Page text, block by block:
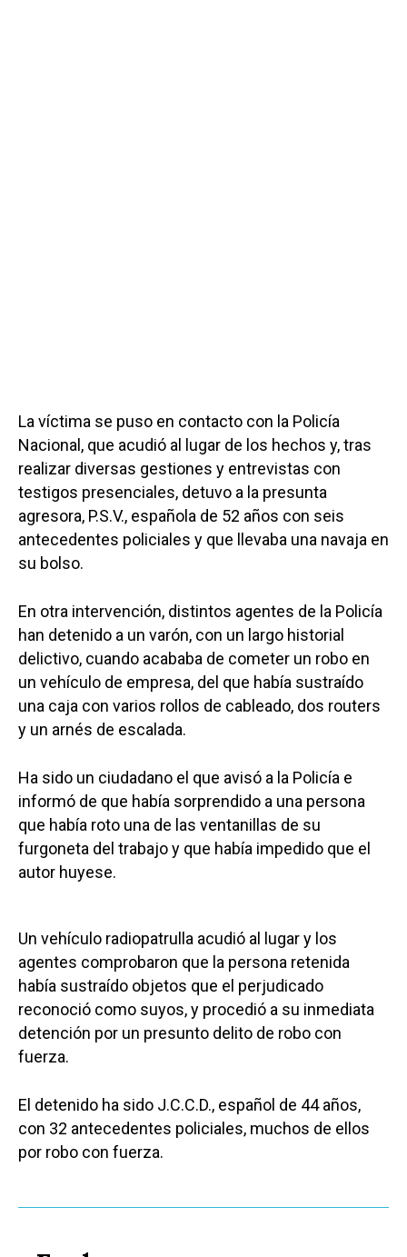
La víctima se puso en contacto con la Policía
Nacional, que acudió al lugar de los hechos y, tras
realizar diversas gestiones y entrevistas con
testigos presenciales, detuvo a la presunta
agresora, P.S.V., española de 52 años con seis
antecedentes policiales y que llevaba una navaja en
su bolso.
En otra intervención, distintos agentes de la Policía
han detenido a un varón, con un largo historial
delictivo, cuando acababa de cometer un robo en
un vehículo de empresa, del que había sustraído
una caja con varios rollos de cableado, dos routers
y un arnés de escalada.
Ha sido un ciudadano el que avisó a la Policía e
informó de que había sorprendido a una persona
que había roto una de las ventanillas de su
furgoneta del trabajo y que había impedido que el
autor huyese.
Un vehículo radiopatrulla acudió al lugar y los
agentes comprobaron que la persona retenida
había sustraído objetos que el perjudicado
reconoció como suyos, y procedió a su inmediata
detención por un presunto delito de robo con
fuerza.
El detenido ha sido J.C.C.D., español de 44 años,
con 32 antecedentes policiales, muchos de ellos
por robo con fuerza.